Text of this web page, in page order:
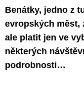
Benátky, jedno z
evropských měst,
ale platit jen ve
některých
podrobnosti…